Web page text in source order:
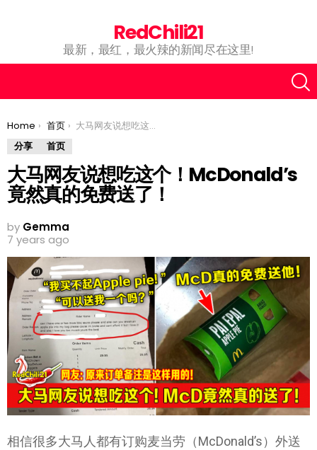
RedChili21
最新，最红，最火辣的新闻尽在这里!
You are here:
Home 首页
大马网友说想吃这个！McDonald’s竟然真的免费送了！
分享
首页
大马网友说想吃这个！McDonald’s
竟然真的免费送了！
by Gemma
7 years ago
相信很多大马人都有订购麦当劳（McDonald’s）外送